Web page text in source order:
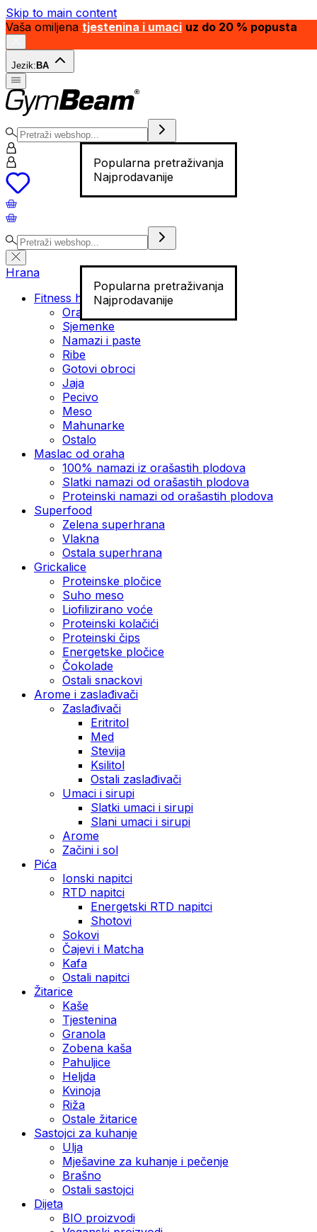
Skip to main content
Vaša omiljena tjestenina i umaci uz do 20 % popusta
Jezik: BA
Popularna pretraživanja
Najprodavanije
Popularna pretraživanja
Najprodavanije
Hrana
Fitness hrana
Orašasti plodovi
Sjemenke
Namazi i paste
Ribe
Gotovi obroci
Jaja
Pecivo
Meso
Mahunarke
Ostalo
Maslac od oraha
100% namazi iz orašastih plodova
Slatki namazi od orašastih plodova
Proteinski namazi od orašastih plodova
Superfood
Zelena superhrana
Vlakna
Ostala superhrana
Grickalice
Proteinske pločice
Suho meso
Liofilizirano voće
Proteinski kolačići
Proteinski čips
Energetske pločice
Čokolade
Ostali snackovi
Arome i zaslađivači
Zaslađivači
Eritritol
Med
Stevija
Ksilitol
Ostali zaslađivači
Umaci i sirupi
Slatki umaci i sirupi
Slani umaci i sirupi
Arome
Začini i sol
Pića
Ionski napitci
RTD napitci
Energetski RTD napitci
Shotovi
Sokovi
Čajevi i Matcha
Kafa
Ostali napitci
Žitarice
Kaše
Tjestenina
Granola
Zobena kaša
Pahuljice
Heljda
Kvinoja
Riža
Ostale žitarice
Sastojci za kuhanje
Ulja
Mješavine za kuhanje i pečenje
Brašno
Ostali sastojci
Dijeta
BIO proizvodi